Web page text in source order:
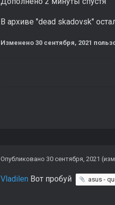
В архиве "dead skadovsk"
Изменено 30 сентября, 2021
Опубликовано 30 сентября, 2021
Vladilen Вот пробуй asus -